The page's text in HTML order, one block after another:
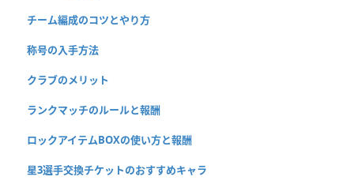
チーム編成のコツとやり方
称号の入手方法
クラブのメリット
ランクマッチのルールと報酬
ロックアイテムBOXの使い方と報酬
星3選手交換チケットのおすすめキャラ